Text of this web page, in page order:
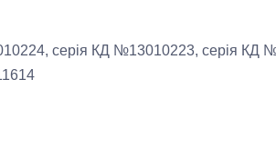
серія КД №13010223, серія